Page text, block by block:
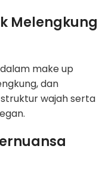
Melengkung
make up
dan
wajah serta